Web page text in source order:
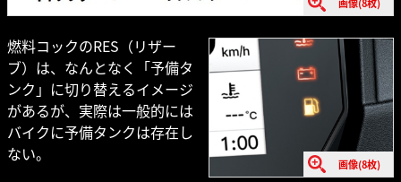
画像(8枚)
燃料コックのRES（リザー
ブ）は、なんとなく「予備タ
ンク」に切り替えるイメージ
があるが、実際は一般的には
バイクに予備タンクは存在し
ない。